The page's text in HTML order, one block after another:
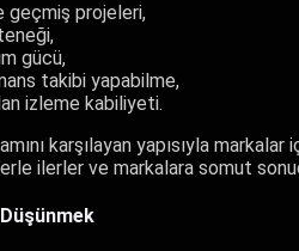
geçmiş projeleri,
gücü,
takibi yapabilme,
izleme kabiliyeti.
karşılayan yapısıyla markalar
ilerler ve markalara somut